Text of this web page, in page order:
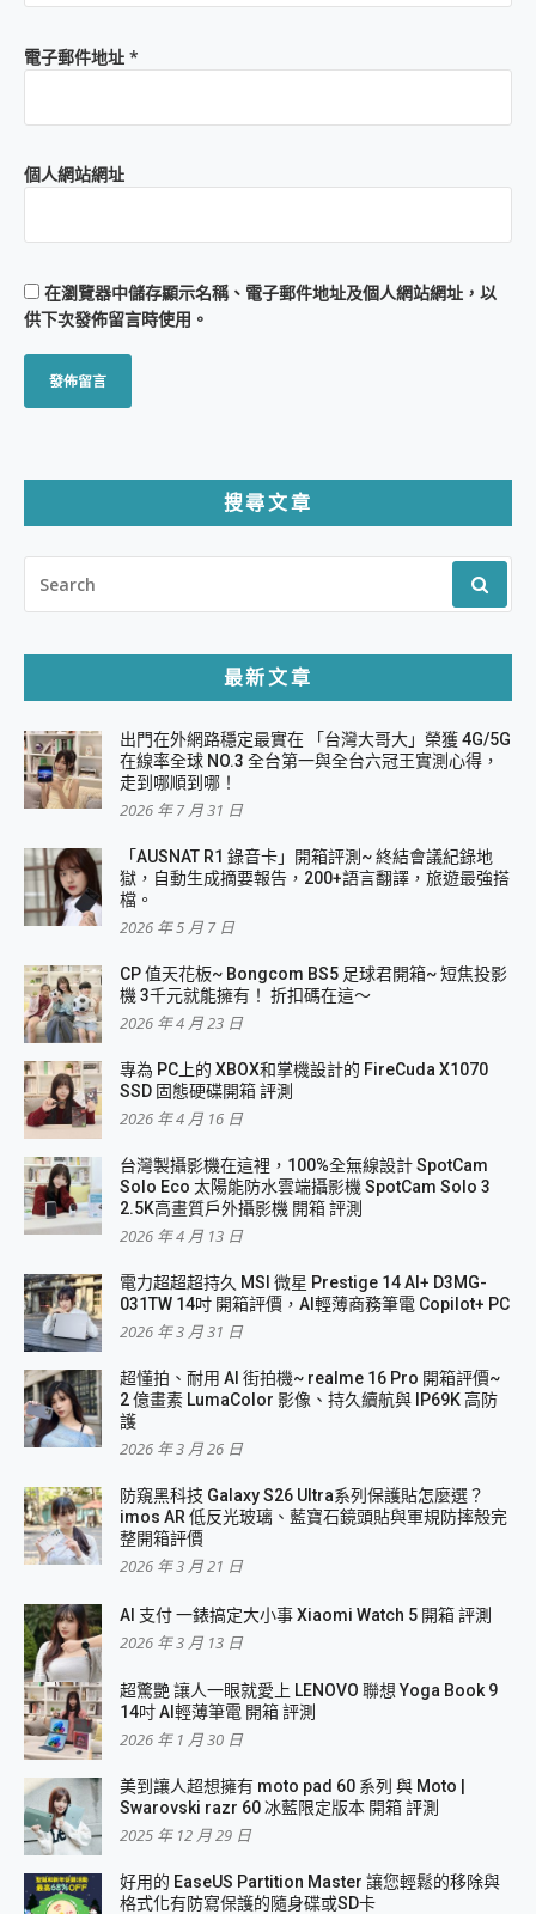
電子郵件地址 *
個人網站網址
在瀏覽器中儲存顯示名稱、電子郵件地址及個人網站網址，以
供下次發佈留言時使用。
搜尋文章
FOR:
最新文章
出門在外網路穩定最實在 「台灣大哥大」榮獲 4G/5G
在線率全球 NO.3 全台第一與全台六冠王實測心得，
走到哪順到哪！
2026 年 7 月 31 日
「AUSNAT R1 錄音卡」開箱評測~ 終結會議紀錄地
獄，自動生成摘要報告，200+語言翻譯，旅遊最強搭
檔。
2026 年 5 月 7 日
CP 值天花板~ Bongcom BS5 足球君開箱~ 短焦投影
機 3千元就能擁有！ 折扣碼在這～
2026 年 4 月 23 日
專為 PC上的 XBOX和掌機設計的 FireCuda X1070
SSD 固態硬碟開箱 評測
2026 年 4 月 16 日
台灣製攝影機在這裡，100%全無線設計 SpotCam
Solo Eco 太陽能防水雲端攝影機 SpotCam Solo 3
2.5K高畫質戶外攝影機 開箱 評測
2026 年 4 月 13 日
電力超超超持久 MSI 微星 Prestige 14 AI+ D3MG-
031TW 14吋 開箱評價，AI輕薄商務筆電 Copilot+ PC
2026 年 3 月 31 日
超懂拍、耐用 AI 街拍機~ realme 16 Pro 開箱評價~
2 億畫素 LumaColor 影像、持久續航與 IP69K 高防
護
2026 年 3 月 26 日
防窺黑科技 Galaxy S26 Ultra系列保護貼怎麼選？
imos AR 低反光玻璃、藍寶石鏡頭貼與軍規防摔殼完
整開箱評價
2026 年 3 月 21 日
AI 支付 一錶搞定大小事 Xiaomi Watch 5 開箱 評測
2026 年 3 月 13 日
超驚艷 讓人一眼就愛上 LENOVO 聯想 Yoga Book 9
14吋 AI輕薄筆電 開箱 評測
2026 年 1 月 30 日
美到讓人超想擁有 moto pad 60 系列 與 Moto |
Swarovski razr 60 冰藍限定版本 開箱 評測
2025 年 12 月 29 日
好用的 EaseUS Partition Master 讓您輕鬆的移除與
格式化有防寫保護的隨身碟或SD卡